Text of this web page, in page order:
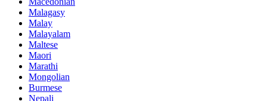
Malagasy
Malay
Malayalam
Maltese
Maori
Marathi
Mongolian
Burmese
Nepali